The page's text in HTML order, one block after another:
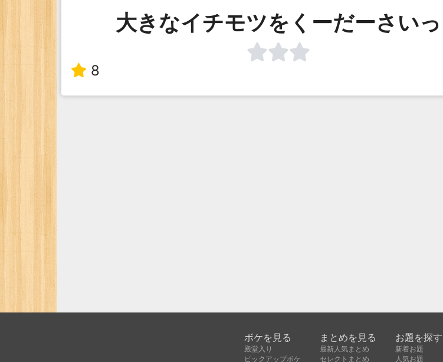
大きなイチモツをくーだーさいっ
8
ボケを見る
殿堂入り
ピックアップボケ
まとめを見る
最新人気まとめ
セレクトまとめ
お題を探す
新着お題
人気お題